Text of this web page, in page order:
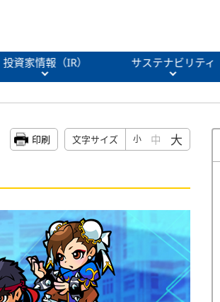
投資家情報（IR） サステナビリティ
印刷 文字サイズ 小 中 大